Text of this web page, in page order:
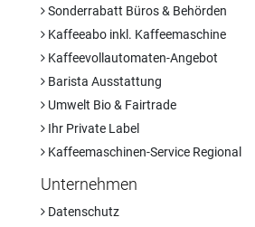
Sonderrabatt Büros & Behörden
Kaffeeabo inkl. Kaffeemaschine
Kaffeevollautomaten-Angebot
Barista Ausstattung
Umwelt Bio & Fairtrade
Ihr Private Label
Kaffeemaschinen-Service Regional
Unternehmen
Datenschutz